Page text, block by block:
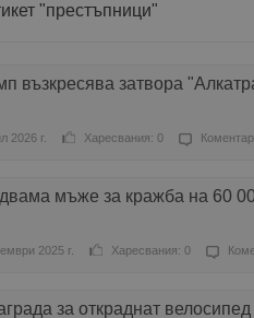
"престъпници"
възкресява затвора
2026 г. Харесвания: 0
мъже за кражба на 60
2025 г. Харесвания: 0
за откраднат